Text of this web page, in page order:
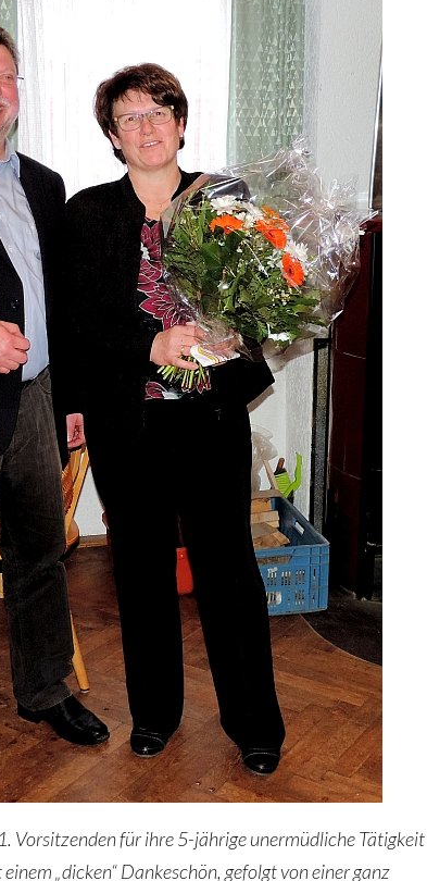
Vorsitzenden für ihre 5-jährige unermüdliche Tätigkeit
„dicken“ Dankeschön, gefolgt von einer ganz